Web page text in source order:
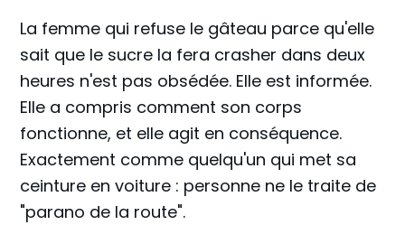
La femme qui refuse le gâteau parce qu'elle
sait que le sucre la fera crasher dans deux
heures n'est pas obsédée. Elle est informée.
Elle a compris comment son corps
fonctionne, et elle agit en conséquence.
Exactement comme quelqu'un qui met sa
ceinture en voiture : personne ne le traite de
"parano de la route".